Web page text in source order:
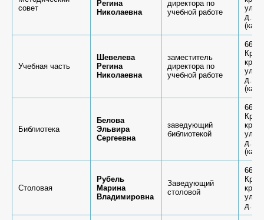
совет
Регина
Николаевна
директора по
учебной работе
д.26
Учебная часть
Шевелева
Регина
Николаевна
заместитель
директора по
учебной работе
д.26
Библиотека
Белова
Эльвира
Сергеевна
заведующий
библиотекой
д.26
Столовая
Рубель
Марина
Владимировна
Заведующий
столовой
д.26